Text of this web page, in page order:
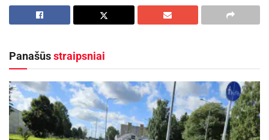
gamykla apims visą kartono pakuočių gamybos
procesą – nuo dizaino paruošimo ir spaudos iki
gaminamos standartinės ir individualizuotos
farmacijos, vyno ir kitų gėrimų sektoriams.
„Jonavoje viena po kitos įkasamos naujų verslo
projektų kapsulės. Tai labai aiškus ženklas, kad
Panašūsstraipsniai